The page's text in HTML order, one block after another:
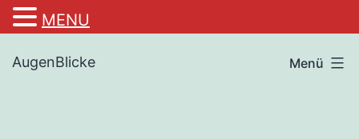
Inhalt
AugenBlicke Menü
MENU